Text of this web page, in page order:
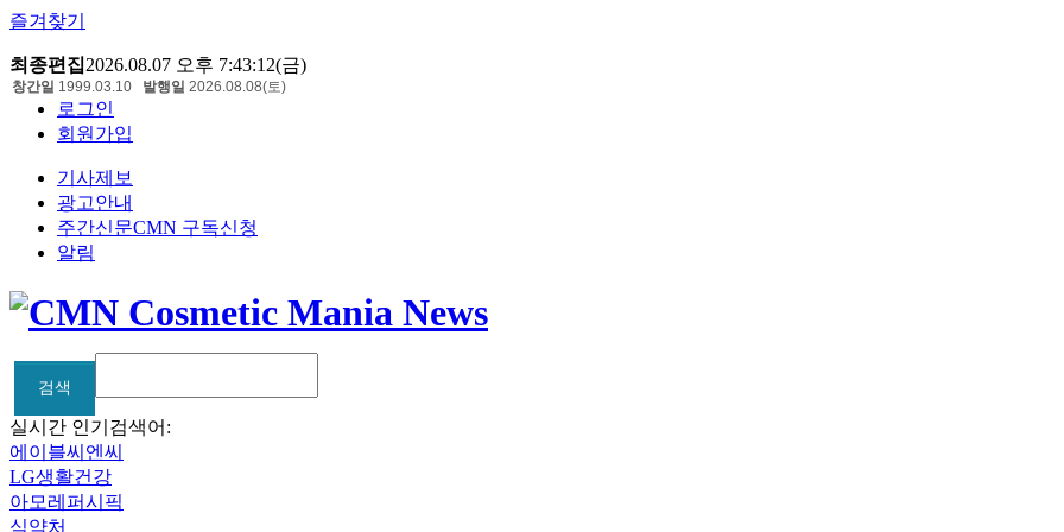
즐겨찾기
최종편집2026.08.07 오후 7:43:12(금)
로그인
회원가입
기사제보
광고안내
주간신문CMN 구독신청
알림
창간일 1999.03.10 발행일 2026.08.08(토)
검색
검색
실시간 인기검색어:
에이블씨엔씨
LG생활건강
아모레퍼시픽
식약처